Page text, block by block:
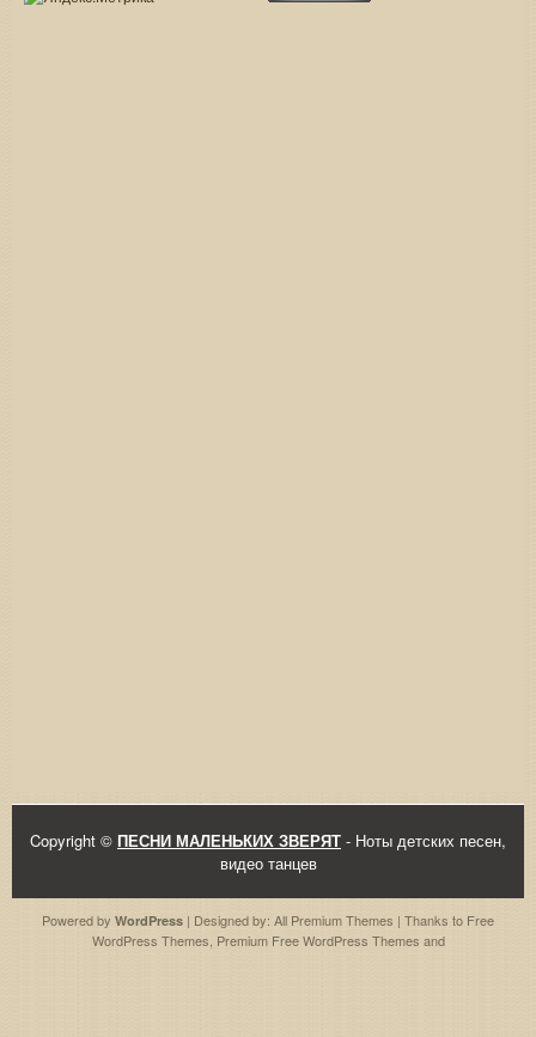
Copyright © ПЕСНИ МАЛЕНЬКИХ ЗВЕРЯТ - Ноты детских песен,
видео танцев
Powered by WordPress | Designed by: All Premium Themes | Thanks to Free
WordPress Themes Premium Free WordPress Themes and